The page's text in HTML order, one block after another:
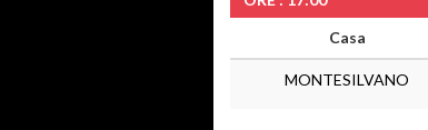
Casa
MONTESILVANO